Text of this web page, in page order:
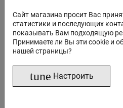
Сайт магазина просит Вас
статистики и последующих
показывать Вам подходящую
Принимаете ли Вы эти cookie и
нашей страницы?
tune Настроить